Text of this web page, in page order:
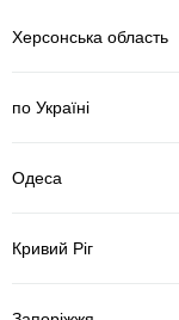
Херсонська область
по Україні
Одеса
Кривий Ріг